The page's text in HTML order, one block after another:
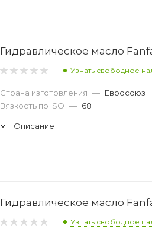
Гидравлическое масло
Узнать свободное
Страна изготовления — Евросоюз
Вязкость по ISO — 68
Описание
Гидравлическое масло
Узнать свободное